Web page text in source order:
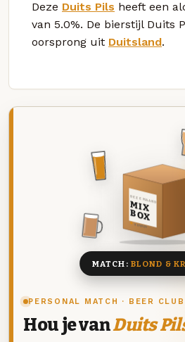
Deze Duits Pils heeft een
van 5.0%. De bierstijl Duits
oorsprong uit Duitsland.
PERSONAL MATCH · BEER CLUB
Hou je vanDuits
DEZE MAAND
MIX
BOX
8 BIEREN
MATCH: BLOND &